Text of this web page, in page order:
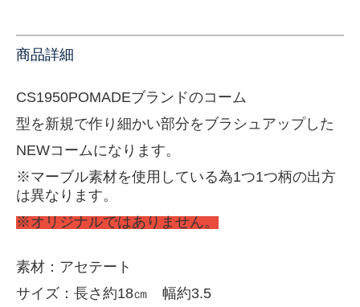
商品詳細
CS1950POMADEブランドのコーム
型を新規で作り細かい部分をブラシュアップした
NEWコームになります。
※マーブル素材を使用している為1つ1つ柄の出方
は異なります。
※オリジナルではありません。
素材：アセテート
サイズ：長さ約18㎝ 幅約3.5